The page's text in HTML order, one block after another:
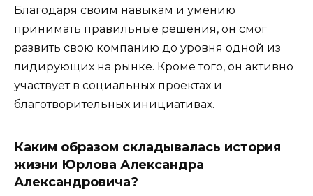
Благодаря своим навыкам и умению
принимать правильные решения, он смог
развить свою компанию до уровня одной из
лидирующих на рынке. Кроме того, он активно
участвует в социальных проектах и
благотворительных инициативах.
Каким образом складывалась история
жизни Юрлова Александра
Александровича?